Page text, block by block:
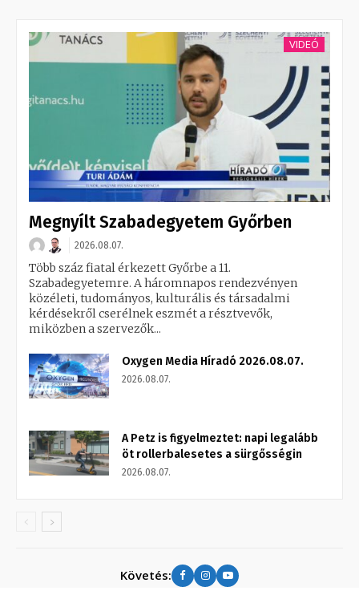
VIDEÓ
Megnyílt Szabadegyetem Győrben
2026.08.07.
Több száz fiatal érkezett Győrbe a 11.
Szabadegyetemre. A háromnapos rendezvényen
közéleti, tudományos, kulturális és társadalmi
kérdésekről cserélnek eszmét a résztvevők,
miközben a szervezők...
Oxygen Media Híradó 2026.08.07.
2026.08.07.
A Petz is figyelmeztet: napi legalább
öt rollerbalesetes a sürgősségin
2026.08.07.
Követés: